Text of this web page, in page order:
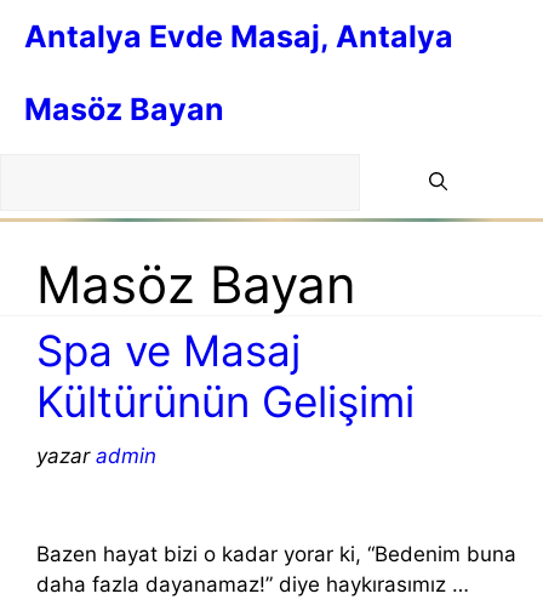
atlaAntalya Evde Masaj, Antalya
Masöz Bayan
Masöz Bayan
Spa ve Masaj
Kültürünün Gelişimi
yazar admin
Bazen hayat bizi o kadar yorar ki, “Bedenim buna
daha fazla dayanamaz!” diye haykırasımız …